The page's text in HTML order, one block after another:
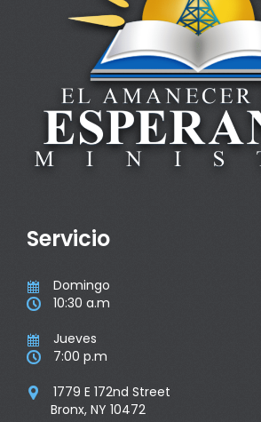
Servicio
 Domingo
 10:30 a.m
 Jueves
 7:00 p.m

1779 E 172nd Street
Bronx, NY 10472